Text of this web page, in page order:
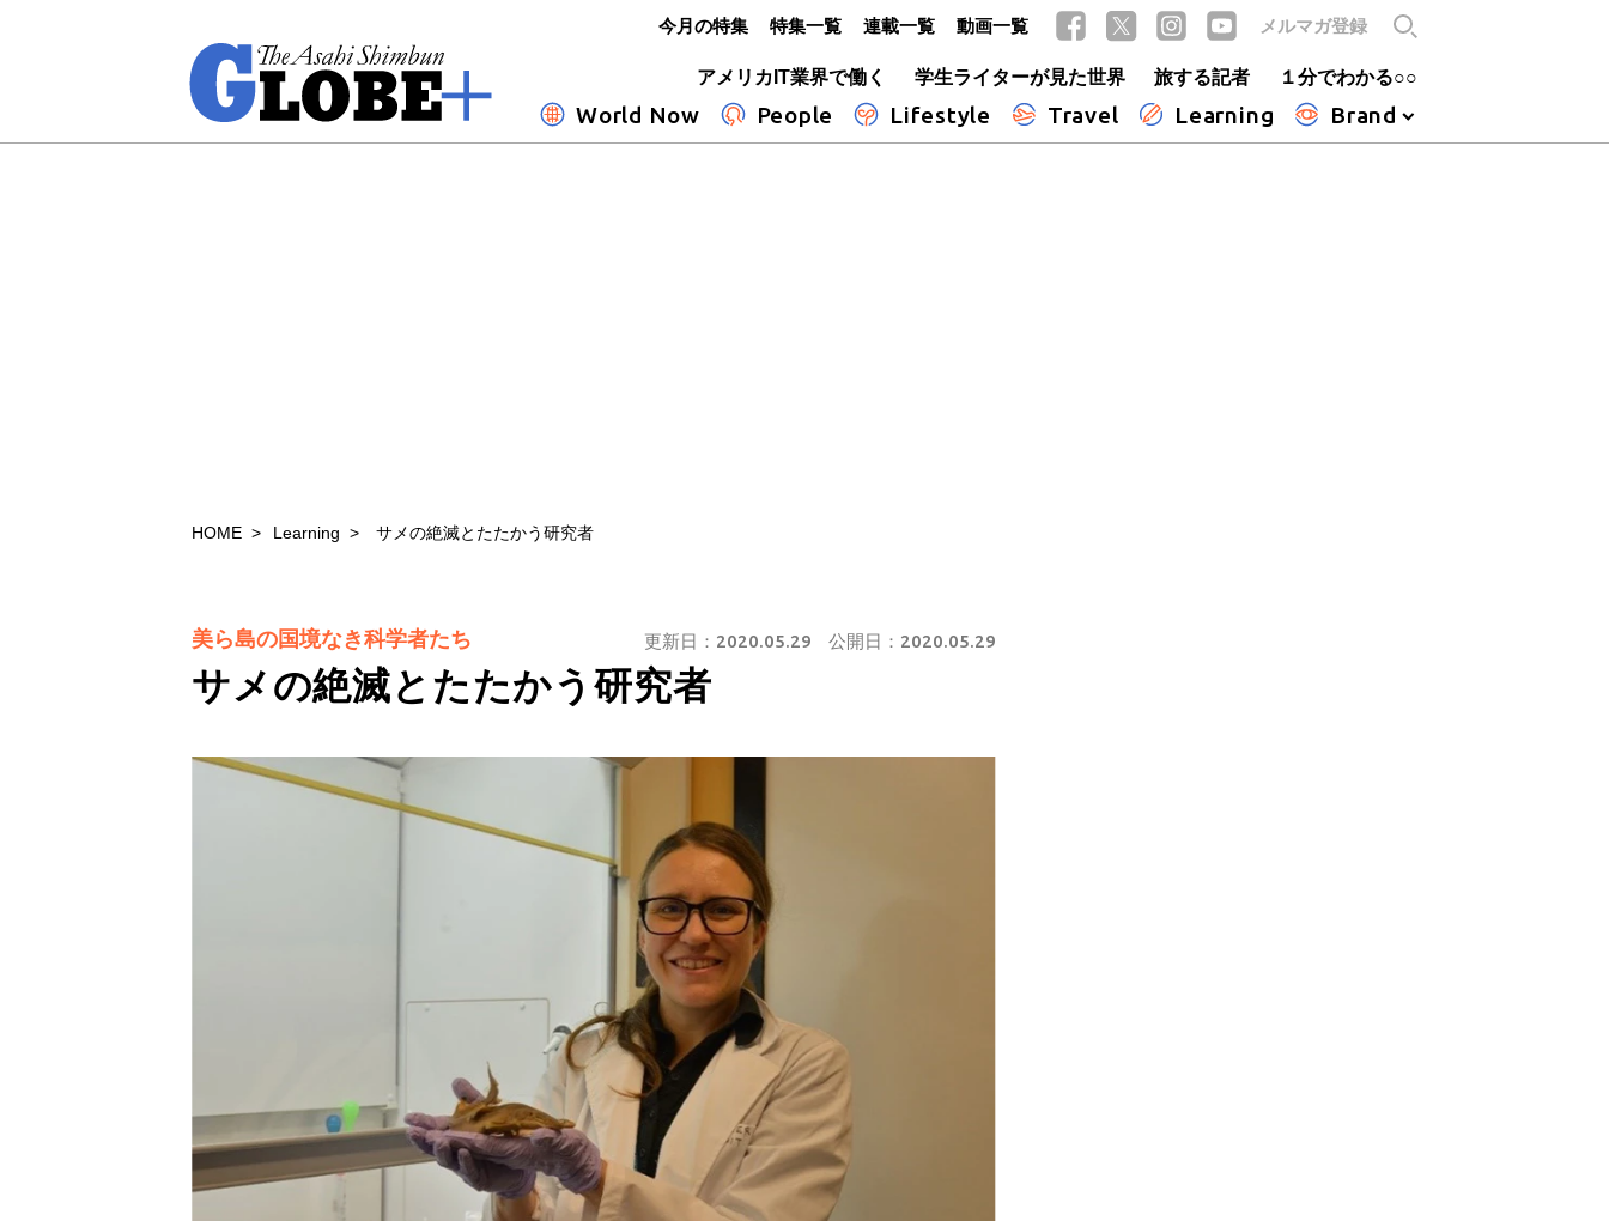
アメリカIT業界で働く
学生ライターが見た世界 旅する記者 １分でわかる○○
World Now People Lifestyle Travel Learning Brand
今月の特集 特集一覧 連載一覧 動画一覧 メルマガ登録
HOME Learning サメの絶滅とたたかう研究者
サメの絶滅とたたかう研究者
美ら島の国境なき科学者たち 更新日： 2020.05.29 公開日： 2020.05.29